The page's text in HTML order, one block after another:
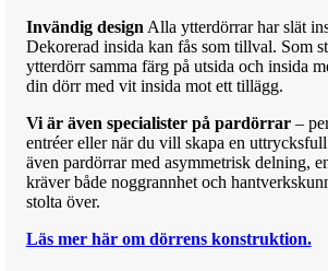
Invändig design Alla ytterdörrar har slät
Dekorerad insida kan fås som tillval. Som
ytterdörr samma färg på utsida och insida
din dörr med vit insida mot ett tillägg.
Vi är även specialister på pardörrar–
entréer eller när du vill skapa en
även pardörrar med asymmetrisk delning,
kräver både noggrannhet och
stolta över.
Läs mer här om dörrens konstruktion.